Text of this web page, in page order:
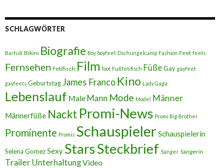
SCHLAGWÖRTER
Barfuß Bikini Biografie Boy boyfeet Dschungelcamp Fashion Feet feets
Fernsehen Fetifisch Film foot Fußfetifisch FüßeGay gayfeet
gayfeets Geburtstag James Franco Kino Lady Gaga
Lebenslauf Male Mann Mode Model Männer
Männerfüße Nackt Promi-News Promi Big Brother
Prominente Promis Schauspieler Schauspielerin
Selena GomezSexy StarsSteckbrief Sänger Sängerin
Trailer UnterhaltungVideo